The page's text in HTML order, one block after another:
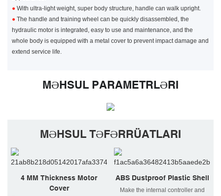
● With ultra-light weight, super body structure, handle can walk upright.
● The handle and training wheel can be quickly disassembled, the
hydraulic motor is integrated, easy to use and maintenance, and the
whole body is equipped with a metal cover to prevent impact damage and
extend service life.
MƏHSUL PARAMETRLƏRI
MƏHSUL TƏFƏRRÜATLARI
4 MM Thickness Motor
Cover
ABS Dustproof Plastic Shell
Make the internal controller and